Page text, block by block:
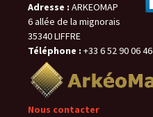
Adresse : ARKEOMAP
6 allée de la mignorais
35340 LIFFRE
Téléphone : +33 6 52 90 06 46
Nous contacter